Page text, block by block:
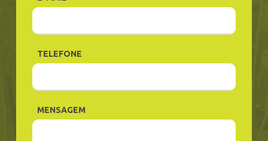
TELEFONE
MENSAGEM